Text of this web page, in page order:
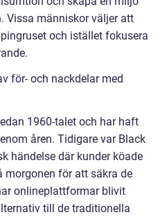
Vissa människor väljer att
och istället fokusera
för- och nackdelar med
1960-talet och har haft
åren. Tidigare var Black
händelse där kunder köade
för att säkra de
onlineplattformar blivit
till de traditionella